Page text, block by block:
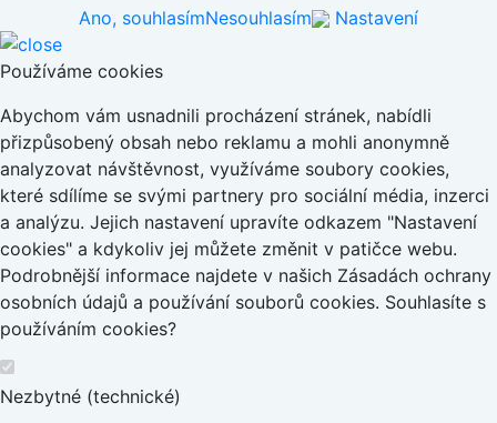
Ano, souhlasímNesouhlasím Nastavení
Používáme cookies
Abychom vám usnadnili procházení stránek, nabídli
přizpůsobený obsah nebo reklamu a mohli anonymně
analyzovat návštěvnost, využíváme soubory cookies,
které sdílíme se svými partnery pro sociální média, inzerci
a analýzu. Jejich nastavení upravíte odkazem "Nastavení
cookies" a kdykoliv jej můžete změnit v patičce webu.
Podrobnější informace najdete v našich Zásadách ochrany
osobních údajů a používání souborů cookies. Souhlasíte s
používáním cookies?
Nezbytné (technické)